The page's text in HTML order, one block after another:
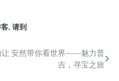
, 请到
安然带你看世界——魅力普
吉，寻宝之旅